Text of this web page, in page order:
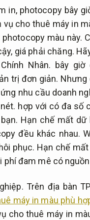
in, photocopy bây
vụ cho thuê máy in
màu này.
giá phải chăng.
Nhân. bây
trị đơn giản. Nhưng
nhu cầu doanh
hợp với có đa số
Hạn chế mất dữ
đều khác nhau.
phục. Hạn chế
đam mê có
Trên địa bàn
máy in màu phù
cho thuê máy in